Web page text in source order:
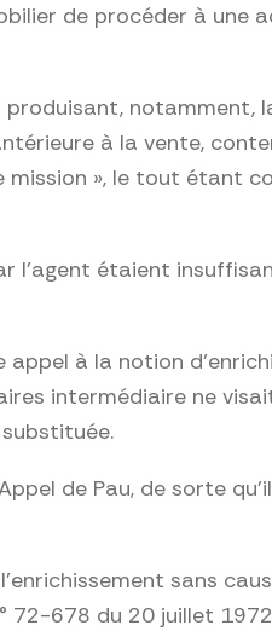
de procéder à une
notamment,
à la vente,
», le tout étant
étaient
appel à la notion
intermédiaire ne
de Pau, de sorte
sans
678 du 20 juillet